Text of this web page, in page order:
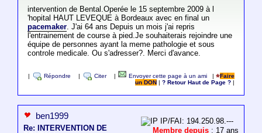
intervention de Bental.Operée le 15 septembre 2009 à l
'hopital HAUT LEVEQUE à Bordeaux avec en final un
pacemaker. J'ai 64 ans Depuis un mois j'ai repris
l'entrainement de course à pied.Je souhaiterais rejoindre une
équipe de personnes ayant la meme pathologie et sous
controle medicale. Ou s'adresser?. Merci d'avance.
Répondre Citer Envoyer cette page à un ami |
Faire
un DON
|? Retour Haut de Page ?
ben1999
Re: INTERVENTION DE
IP/FAI: 194.250.98.---
Membre depuis : 17 ans